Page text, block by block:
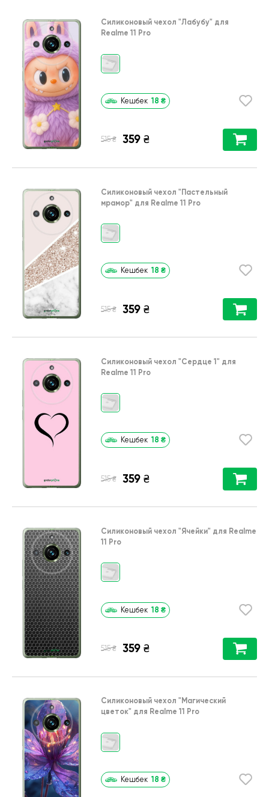
Силиконовый чехол "Лабубу" для
Realme 11 Pro
Кешбек 18 ₴
515 ₴ 359 ₴
Силиконовый чехол "Пастельный
мрамор" для Realme 11 Pro
Кешбек 18 ₴
515 ₴ 359 ₴
Силиконовый чехол "Сердце 1" для
Realme 11 Pro
Кешбек 18 ₴
515 ₴ 359 ₴
Силиконовый чехол "Ячейки" для Realme
11 Pro
Кешбек 18 ₴
515 ₴ 359 ₴
Силиконовый чехол "Магический
цветок" для Realme 11 Pro
Кешбек 18 ₴